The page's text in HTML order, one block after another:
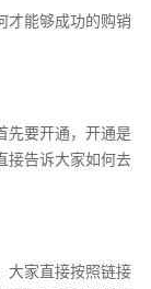
才能够成功的购销
先要开通，开通是
接告诉大家如何去
大家直接按照链接